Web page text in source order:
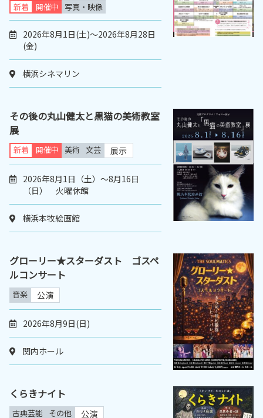
新着 開催中 写真・映像
2026年8月1日(土)～2026年8月28日
(金)
横浜シネマリン
その後の丸山健太と黒猫の美術教室
展
新着 開催中 美術 文芸 展示
2026年8月1日（土）～8月16日
（日） 火曜休館
横浜本牧絵画館
グローリー★スターダスト ゴスペ
ルコンサート
音楽 公演
2026年8月9日(日)
関内ホール
くらきナイト
古典芸能 その他 公演